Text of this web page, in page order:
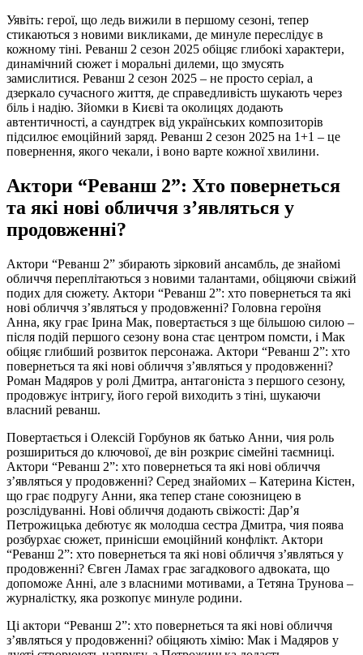
Уявіть: герої, що ледь вижили в першому сезоні, тепер
стикаються з новими викликами, де минуле переслідує в
кожному тіні. Реванш 2 сезон 2025 обіцяє глибокі характери,
динамічний сюжет і моральні дилеми, що змусять
замислитися. Реванш 2 сезон 2025 – не просто серіал, а
дзеркало сучасного життя, де справедливість шукають через
біль і надію. Зйомки в Києві та околицях додають
автентичності, а саундтрек від українських композиторів
підсилює емоційний заряд. Реванш 2 сезон 2025 на 1+1 – це
повернення, якого чекали, і воно варте кожної хвилини.
Актори “Реванш 2”: Хто повернеться
та які нові обличчя з’являться у
продовженні?
Актори “Реванш 2” збирають зірковий ансамбль, де знайомі
обличчя переплітаються з новими талантами, обіцяючи свіжий
подих для сюжету. Актори “Реванш 2”: хто повернеться та які
нові обличчя з’являться у продовженні? Головна героїня
Анна, яку грає Ірина Мак, повертається з ще більшою силою –
після подій першого сезону вона стає центром помсти, і Мак
обіцяє глибший розвиток персонажа. Актори “Реванш 2”: хто
повернеться та які нові обличчя з’являться у продовженні?
Роман Мадяров у ролі Дмитра, антагоніста з першого сезону,
продовжує інтригу, його герой виходить з тіні, шукаючи
власний реванш.
Повертається і Олексій Горбунов як батько Анни, чия роль
розшириться до ключової, де він розкриє сімейні таємниці.
Актори “Реванш 2”: хто повернеться та які нові обличчя
з’являться у продовженні? Серед знайомих – Катерина Кістен,
що грає подругу Анни, яка тепер стане союзницею в
розслідуванні. Нові обличчя додають свіжості: Дар’я
Петрожицька дебютує як молодша сестра Дмитра, чия поява
розбурхає сюжет, принісши емоційний конфлікт. Актори
“Реванш 2”: хто повернеться та які нові обличчя з’являться у
продовженні? Євген Ламах грає загадкового адвоката, що
допоможе Анні, але з власними мотивами, а Тетяна Трунова –
журналістку, яка розкопує минуле родини.
Ці актори “Реванш 2”: хто повернеться та які нові обличчя
з’являться у продовженні? обіцяють хімію: Мак і Мадяров у